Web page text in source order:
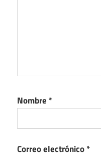
Nombre *
Correo electrónico*